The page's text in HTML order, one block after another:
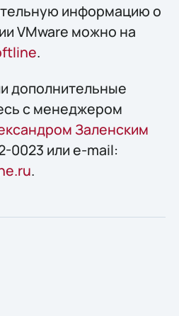
информацию о
VMware можно на
.
дополнительные
с менеджером
Заленским
0023 или e-mail:
.